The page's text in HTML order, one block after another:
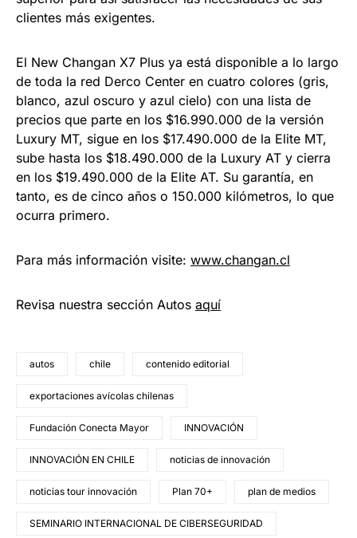
clientes más exigentes.
El New Changan X7 Plus ya está disponible a lo largo
de toda la red Derco Center en cuatro colores (gris,
blanco, azul oscuro y azul cielo) con una lista de
precios que parte en los $16.990.000 de la versión
Luxury MT, sigue en los $17.490.000 de la Elite MT,
sube hasta los $18.490.000 de la Luxury AT y cierra
en los $19.490.000 de la Elite AT. Su garantía, en
tanto, es de cinco años o 150.000 kilómetros, lo que
ocurra primero.
Para más información visite: www.changan.cl
Revisa nuestra sección Autos aquí
autos chile contenido editorial
exportaciones avícolas chilenas
Fundación Conecta Mayor INNOVACIÓN
INNOVACIÓN EN CHILE noticias de innovación
noticias tour innovación Plan 70+ plan de medios
SEMINARIO INTERNACIONAL DE CIBERSEGURIDAD